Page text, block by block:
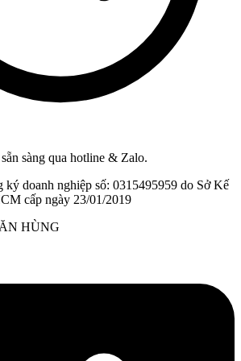
sàng qua hotline & Zalo.
ký doanh nghiệp số: 0315495959 do Sở Kế
cấp ngày 23/01/2019
HÙNG